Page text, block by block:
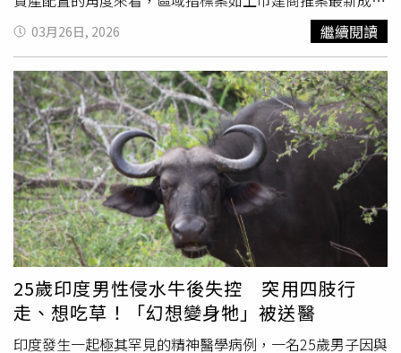
房，總價就會超過高價宅的門檻，所以3房、4房沒人要；台
中電梯別墅也幾乎都超過總價4,000萬元，但高額的自備
款，讓許多想三代同堂的家庭卻步，「央行不應該懲罰人口
多的房型！」中南部不少新透天產品、電梯別墅也都觸及豪
宅線，貸款最高只能3成，造成換屋民眾卻步。（圖／業者
提供）即將出任世界不動產聯合會總會會長的龍寶建設董事
長張麗莉即是血淋淋案例，她告訴CTWANT記者，龍寶在台
中近期交屋的案子，有近半戶數總價都超過台中豪宅貸款門
檻，4年前買賣條件可貸款55%，現在降為3成，導致近3成
的客戶面臨自備款不足。王瑞祺表示，這種案例在都會地區
很普遍，在此情況下，即使央行第二戶貸款略為鬆綁，仍難
以解決高總價產品的資金斷鍊問題，進而增加買賣雙方違約
與交易糾紛的風險。再回頭看看台北市，目前新建案平均單
價普遍站上120萬元，凡權狀50坪、室內30餘坪的新房，加
上車位總價即可能突破7,000萬元門檻。室內空間30坪即被
認定為豪宅，讓不少業者形容「政策導致市場畸形」。代銷
單價觸及49.71萬元，新成屋案開價亦站穩47萬元，對比平
實重劃區已衝上6字頭的現況，此區具備極強的補漲動能。
然而在僅與副都心核心「一線之隔」的特定區塊，竟然還藏
著傳說中的2字頭基期。這種類似「時空裂縫」的房價斷
層，讓不少精明的買盤紛紛轉向，試圖卡位這最後的價值窪
地。一線之隔身價大不同：行政區邊界的「價格奇蹟」這處
被內行人盯上的「特殊區域」，地理位址緊鄰南台南副都
心。在地房仲分析，由於台南行政區界的微妙劃分，許多消
費者往往存在「門牌迷思」，導致東區核心新案價格居高不
下；然而，聰明的購屋者發現，從此「特定區塊」出發，只
需極短車程即可享有東區同等的繁華，單價卻呈現垂直落
差。這種「行政區邊界紅利」，讓區域具備了極強的補漲動
能。鐵路地下化與捷運藍線推動軌道經濟，南台南副都心同
享平實營區商業機能。（圖／業者提供）副都心利多大爆
發：2字頭的價格，5字頭的頂級享受為何專家看好此區具備
強大的「價格支撐點」？關鍵在於南台南副都心正如火據進
03月26日, 2026 繼續閱讀
25歲印度男性侵水牛後失控 突用四肢行
走、想吃草！「幻想變身牠」被送醫
印度發生一起極其罕見的精神醫學病例，一名25歲男子因與